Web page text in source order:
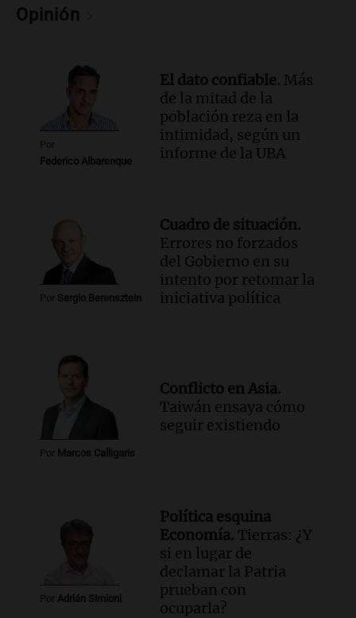
Audio.
Noticias
Episodios
Audio.
Donald Trump acusa a México de
perjudicar a Estados Unidos en medio de
tensiones y críticas
Panorama Federal
Nacional del Salame con la novedad de la
variedad “ultra premium”
Juntos
Episodios
Audio.El reclamo del sector industrial
Opinión
Por
Federico Albarenque
El dato confiable. Más
de la mitad de la
población reza en la
intimidad, según un
informe de la UBA
Por Sergio Berensztein
Cuadro de situación.
Errores no forzados
del Gobierno en su
intento por retomar la
iniciativa política
Por Marcos Calligaris
Conflicto en Asia.
Taiwán ensaya cómo
seguir existiendo
Por Adrián Simioni
Política esquina
Economía. Tierras: ¿Y
si en lugar de
declamar la Patria
prueban con
ocuparla?